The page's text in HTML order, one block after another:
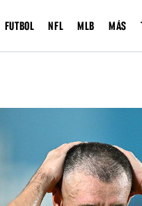
FUTBOL NFL MLB MÁS